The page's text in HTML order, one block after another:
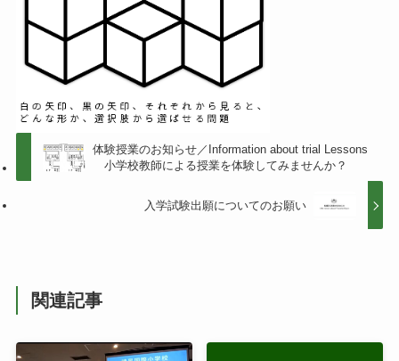
体験授業のお知らせ／Information about trial Lessons
小学校教師による授業を体験してみませんか？
入学試験出願についてのお願い
関連記事